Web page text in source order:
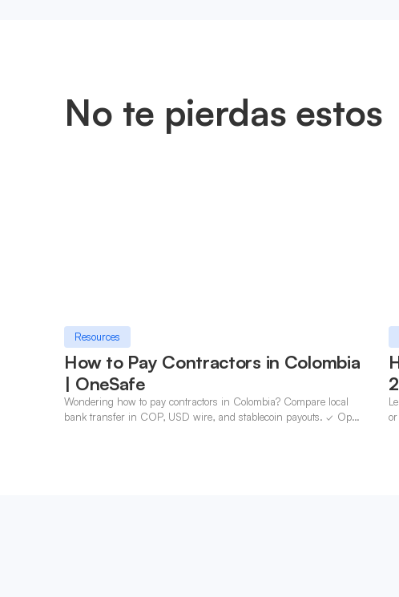
No te pierdas estos
Resources
How to Pay Contractors in Colombia
| OneSafe
Wondering how to pay contractors in Colombia? Compare local
bank transfer in COP, USD wire, and stablecoin payouts. ✓ Open